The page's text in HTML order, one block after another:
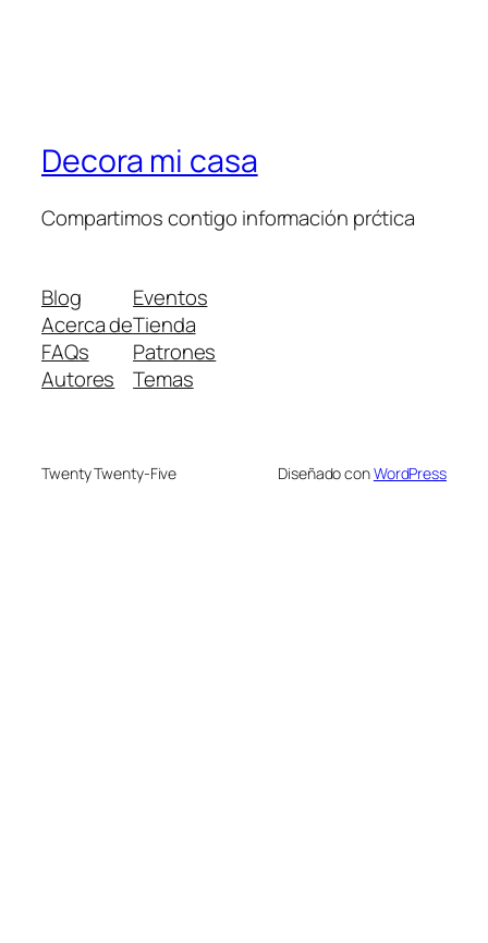
Decora mi casa
Compartimos contigo información prćtica
Blog
Acerca de
FAQs
Autores
Eventos
Tienda
Patrones
Temas
Twenty Twenty-Five Diseñado conWordPress